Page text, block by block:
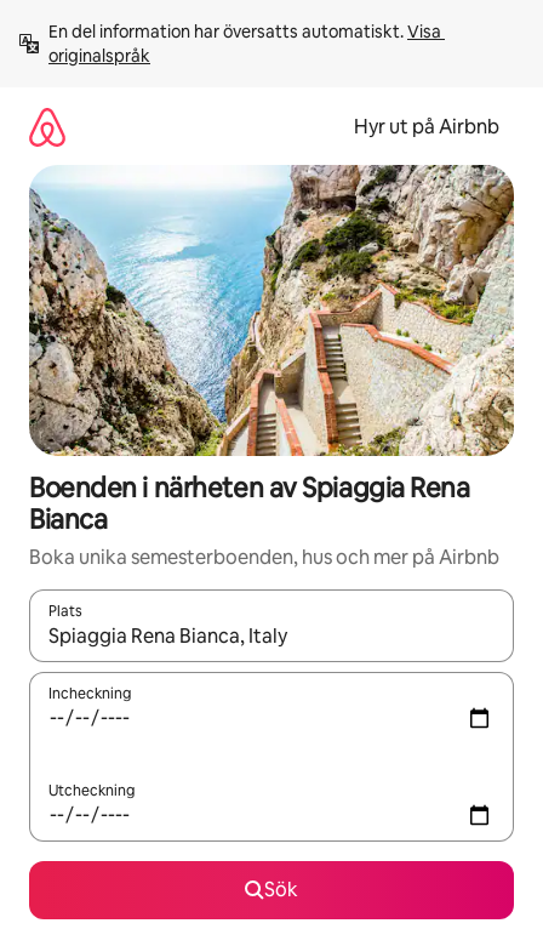
innehåll
En del information har översatts automatiskt. Visa
originalspråk
Hyr ut på Airbnb
Boenden i närheten av Spiaggia Rena
Bianca
Boka unika semesterboenden, hus och mer på Airbnb
Plats
När resultaten är tillgängliga kan du navigera med upp- och
Incheckning
Utcheckning
Sök